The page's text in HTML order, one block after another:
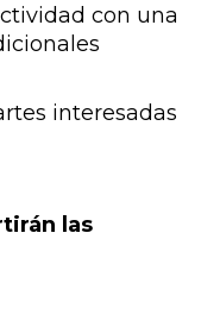
con una
interesadas
las